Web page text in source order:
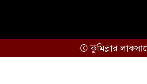
কুমিল্লার লাকসামের